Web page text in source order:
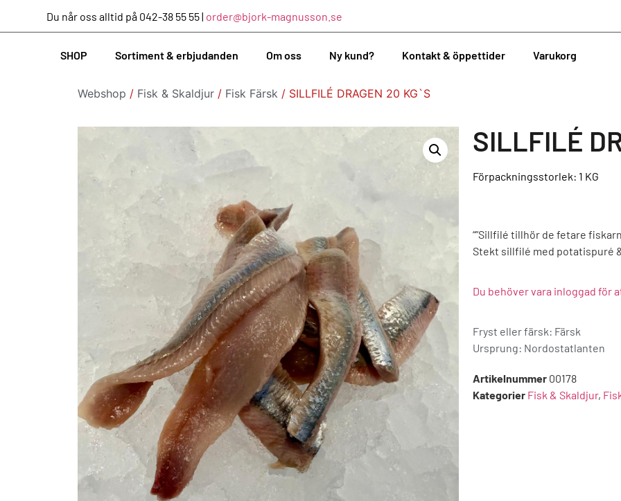
Du når oss alltid på 042-38 55 55 | order@bjork-magnusson.se
SHOP Sortiment & erbjudanden Om oss Ny kund? Kontakt & öppettider Varukorg
Webshop / Fisk & Skaldjur / Fisk Färsk / SILLFILÉ DRAGEN 20 KG`S
SILLFILÉ
Förpackningsstorlek: 1 KG
“”Sillfilé tillhör de fetare
Stekt sillfilé med potatispuré
Du behöver vara inloggad för
Fryst eller färsk: Färsk
Ursprung: Nordostatlanten
Artikelnummer 00178
Kategorier Fisk & Skaldjur,